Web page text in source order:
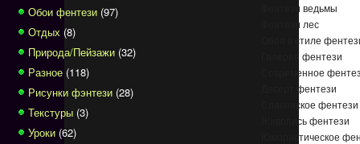
Обои фентези (97)
Отдых (8)
Природа/Пейзажи (32)
Разное (118)
Рисунки фэнтези (28)
Текстуры (3)
Уроки (62)
Фентези ведьмы
Фентези лес
Обои в стиле
Галерея фентези
Современное
Десерт фентези
Славянское фентези
Живопись фентези
Юмористическое